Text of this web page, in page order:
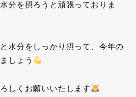
分を摂ろうと頑張っておりま
水分をしっかり摂って、今年の
しょう
しくお願いいたします